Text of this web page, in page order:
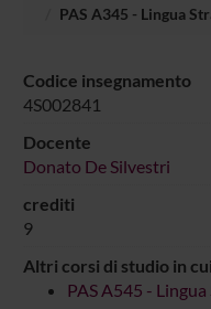
PAS A345 - Lingua
Codice insegnamento
4S002841
Docente
Donato De Silvestri
crediti
9
Altri corsi di studio in
PAS A545 -